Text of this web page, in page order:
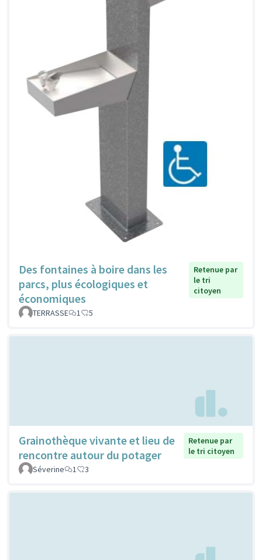
Des fontaines à boire dans les
parcs, plus écologiques et
économiques
Retenue par
le tri
citoyen
TERRASSE 1 5
Grainothèque vivante et lieu de
rencontre autour du potager
Retenue par
le tri citoyen
Séverine
1 3